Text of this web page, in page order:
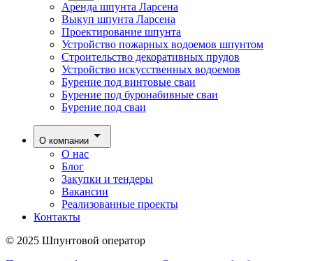
Аренда шпунта Ларсена
Выкуп шпунта Ларсена
Проектирование шпунта
Устройство пожарных водоемов шпунтом
Строительство декоративных прудов
Устройство искусственных водоемов
Бурение под винтовые сваи
Бурение под буронабивные сваи
Бурение под сваи
О компании
О нас
Блог
Закупки и тендеры
Вакансии
Реализованные проекты
Контакты
© 2025 Шпунтовой оператор